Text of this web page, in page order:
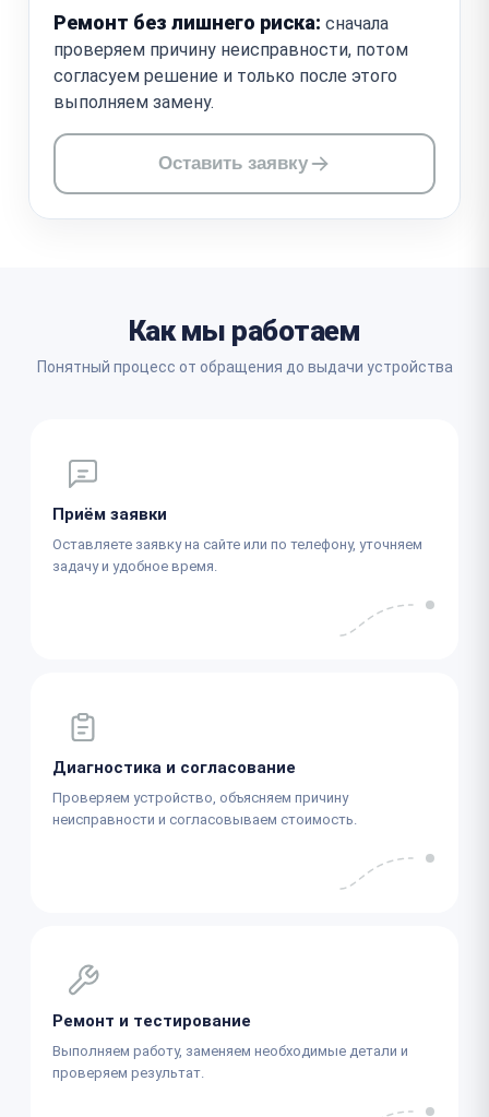
Ремонт без лишнего риска: сначала
проверяем причину неисправности, потом
согласуем решение и только после этого
выполняем замену.
Оставить заявку
Как мы работаем
Понятный процесс от обращения до выдачи устройства
Приём заявки
Оставляете заявку на сайте или по телефону, уточняем
задачу и удобное время.
Диагностика и согласование
Проверяем устройство, объясняем причину
неисправности и согласовываем стоимость.
Ремонт и тестирование
Выполняем работу, заменяем необходимые детали и
проверяем результат.